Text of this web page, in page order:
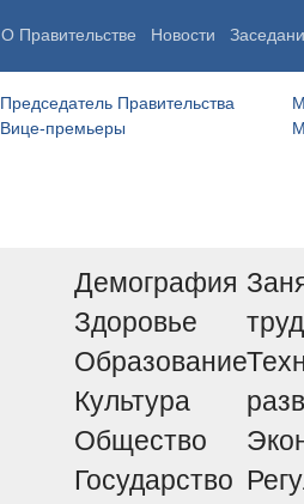
О Правительстве Новости
Председатель Правительства
Вице-премьеры
Демография
Здоровье
Образование
Культура
Общество
Государство
труд